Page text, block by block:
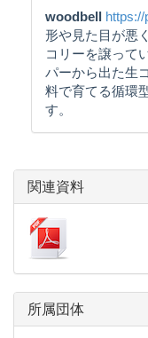
woodbell
形や見た目が悪
コリーを譲って
パーから出た生
料で育てる循環
す。
関連資料
所属団体